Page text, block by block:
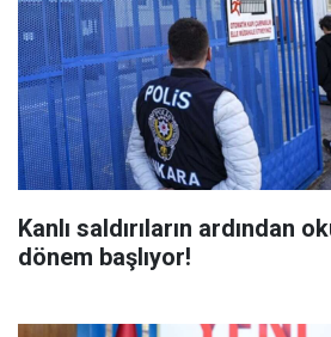
Kanlı saldırıların ardından
dönem başlıyor!